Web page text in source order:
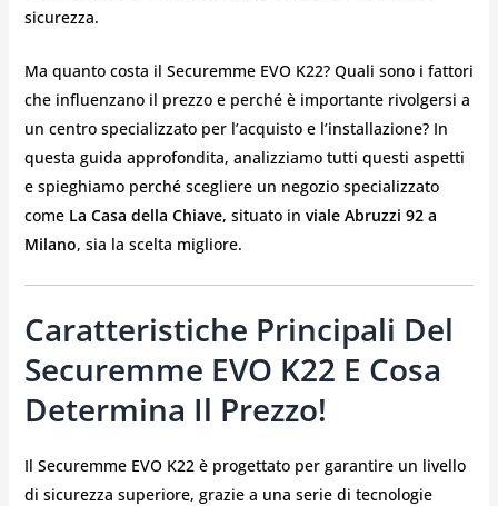
sicurezza.
Ma quanto costa il Securemme EVO K22? Quali sono i fattori
che influenzano il prezzo e perché è importante rivolgersi a
un centro specializzato per l’acquisto e l’installazione? In
questa guida approfondita, analizziamo tutti questi aspetti
e spieghiamo perché scegliere un negozio specializzato
come La Casa della Chiave, situato in viale Abruzzi 92 a
Milano, sia la scelta migliore.
Caratteristiche Principali Del
Securemme EVO K22 E Cosa
Determina Il Prezzo!
Il Securemme EVO K22 è progettato per garantire un livello
di sicurezza superiore, grazie a una serie di tecnologie